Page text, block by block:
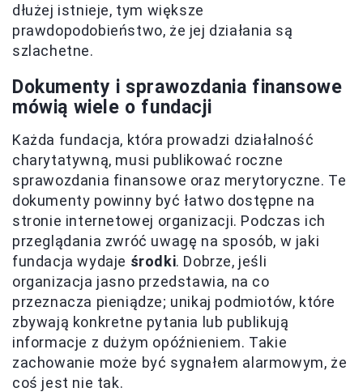
dłużej istnieje, tym większe
prawdopodobieństwo, że jej działania są
szlachetne.
Dokumenty i sprawozdania finansowe
mówią wiele o fundacji
Każda fundacja, która prowadzi działalność
charytatywną, musi publikować roczne
sprawozdania finansowe oraz merytoryczne. Te
dokumenty powinny być łatwo dostępne na
stronie internetowej organizacji. Podczas ich
przeglądania zwróć uwagę na sposób, w jaki
fundacja wydaje środki. Dobrze, jeśli
organizacja jasno przedstawia, na co
przeznacza pieniądze; unikaj podmiotów, które
zbywają konkretne pytania lub publikują
informacje z dużym opóźnieniem. Takie
zachowanie może być sygnałem alarmowym, że
coś jest nie tak.